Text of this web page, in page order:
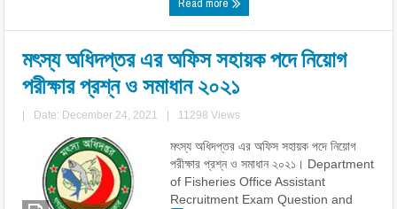
Read more
মৎস্য অধিদপ্তর এর অফিস সহায়ক পদে নিয়োগ
পরীক্ষার প্রশ্ন ও সমাধান ২০২১
Date: December 24, 2021 11298 Views
মৎস্য অধিদপ্তর এর অফিস সহায়ক পদে নিয়োগ
পরীক্ষার প্রশ্ন ও সমাধান ২০২১। Department
of Fisheries Office Assistant
Recruitment Exam Question and